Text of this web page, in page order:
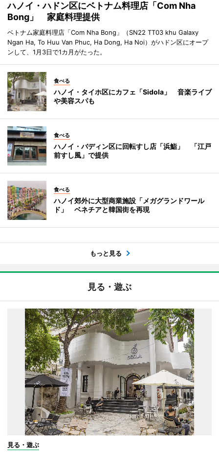
ハノイ・ハドン区にベトナム料理店「Com Nha
Bong」 家庭料理提供
ベトナム家庭料理店「Com Nha Bong」（SN22 TT03 khu Galaxy
Ngan Ha, To Huu Van Phuc, Ha Dong, Ha Noi）がハドン区にオープ
ンして、1月3日で1カ月がたった。
食べる
ハノイ・タイホ区にカフェ「Sidola」 音楽ライブ
や美容スパも
食べる
ハノイ・バディン区に回転すし店「浜鮨」 「江戸
前すし風」で提供
食べる
ハノイ郊外に大型商業施設「メガグランドワール
ド」 ベネチアと韓国街を再現
もっと見る
見る・遊ぶ
見る・遊ぶ